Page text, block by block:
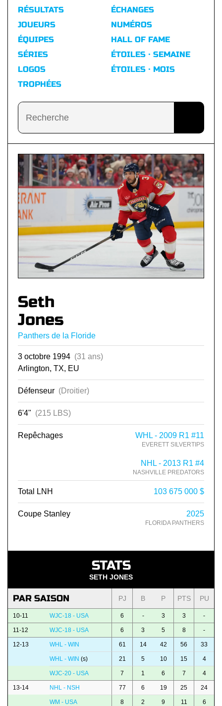
RÉSULTATS
ÉCHANGES
JOUEURS
ÉQUIPES
SÉRIES
LOGOS
TROPHÉES
NUMÉROS
HALL OF FAME
ÉTOILES · SEMAINE
ÉTOILES · MOIS
Seth
Jones
Panthers de la Floride
3 octobre 1994 (31 ans)
Arlington, TX, EU
Défenseur (Droitier)
6'4" (215 LBS)
Repêchages WHL - 2009 R1 #11
EVERETT SILVERTIPS
NHL - 2013 R1 #4
NASHVILLE PREDATORS
Total LNH 103 675 000 $
Coupe Stanley 2025
FLORIDA PANTHERS
STATS
SETH JONES
PAR SAISON PJ B P PTS PU
10-11 WJC-18 - USA 6 - 3 3 -
11-12 WJC-18 - USA 6 3 5 8 -
12-13 WHL - WIN 61 14 42 56 33
WHL - WIN (s) 21 5 10 15 4
WJC-20 - USA 7 1 6 7 4
13-14 NHL - NSH 77 6 19 25 24
WM - USA 8 2 9 11 6